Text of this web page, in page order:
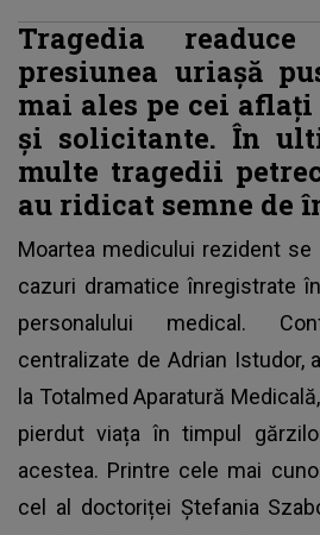
Tragedia
presiunea uriașă
mai ales pe cei
și solicitante. În
multe tragedii
au ridicat semne de
Moartea medicului rezident se
cazuri dramatice înregistrate
personalului medical.
centralizate de Adrian Istudor,
la Totalmed Aparatură
pierdut viața în timpul
acestea. Printre cele mai
cel al doctoriței Ștefania